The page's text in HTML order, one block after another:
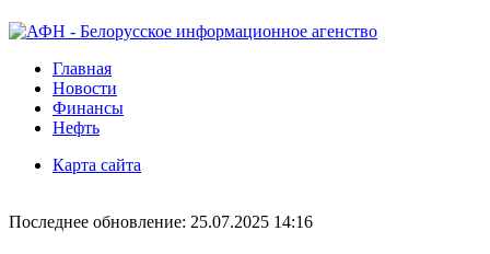
Главная
Новости
Финансы
Нефть
Карта сайта
Последнее обновление: 25.07.2025 14:16